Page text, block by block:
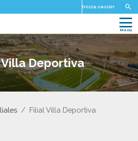
Inicia sesión
Deportiva
Filial Villa Deportiva